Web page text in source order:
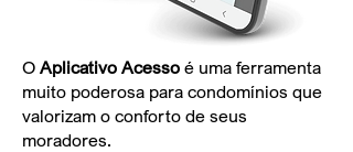
O Aplicativo Acesso é uma ferramenta
muito poderosa para condomínios que
valorizam o conforto de seus
moradores.